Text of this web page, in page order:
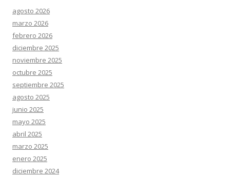
agosto 2026
marzo 2026
febrero 2026
diciembre 2025
noviembre 2025
octubre 2025
septiembre 2025
agosto 2025
junio 2025
mayo 2025
abril 2025
marzo 2025
enero 2025
diciembre 2024